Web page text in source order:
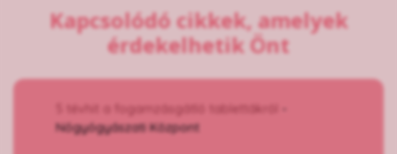
Kapcsolódó cikkek, amelyek
érdekelhetik Önt
5 tévhit a fogamzásgátló tablettákról
Nőgyógyászati Központ